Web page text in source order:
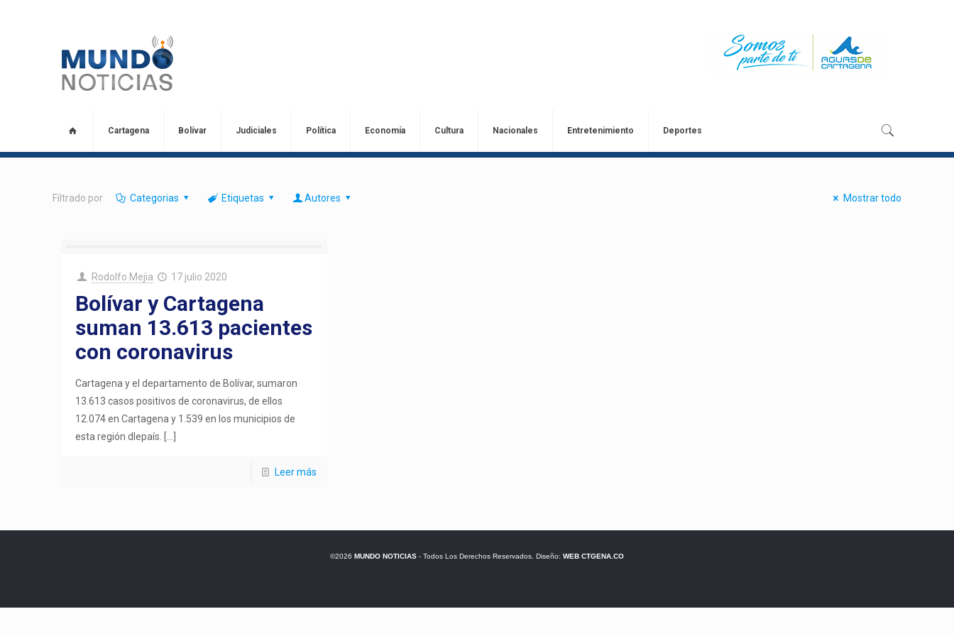
Cartagena Bolívar Judiciales Política Economía Cultura Nacionales Entretenimiento Deportes
Filtrado por Categorias Etiquetas Autores Mostrar todo
Rodolfo Mejia 17 julio 2020
Bolívar y Cartagena
suman 13.613 pacientes
con coronavirus
Cartagena y el departamento de Bolívar, sumaron
13.613 casos positivos de coronavirus, de ellos
12.074 en Cartagena y 1.539 en los municipios de
esta región dlepaís.
Leer más
©2026 MUNDO NOTICIAS- Todos Los Derechos Reservados. Diseño: WEB CTGENA.CO